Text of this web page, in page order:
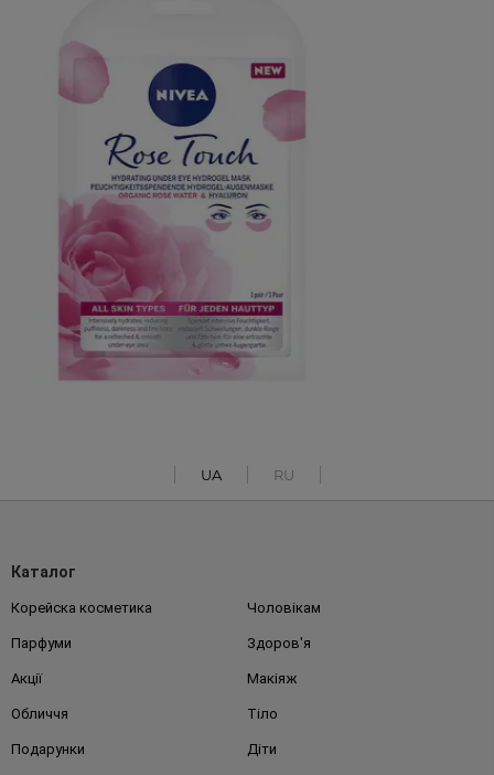
UA RU
Каталог
Корейска косметика Чоловікам
Парфуми Здоров'я
Акції Макіяж
Обличчя Тіло
Подарунки Діти